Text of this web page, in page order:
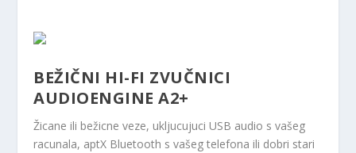
BEŽIČNI HI-FI ZVUČNICI
AUDIOENGINE A2+
Žicane ili bežicne veze, ukljucujuci USB audio s vašeg
racunala, aptX Bluetooth s vašeg telefona ili dobri stari